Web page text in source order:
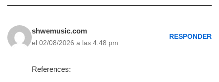
shwemusic.com
el 02/08/2026 a las 4:48 pm
RESPONDER
References: